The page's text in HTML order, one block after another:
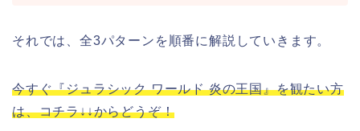
それでは、全3パターンを順番に解説していきます。
今すぐ『ジュラシック ワールド 炎の王国』を観たい方
は、コチラ↓↓からどうぞ！